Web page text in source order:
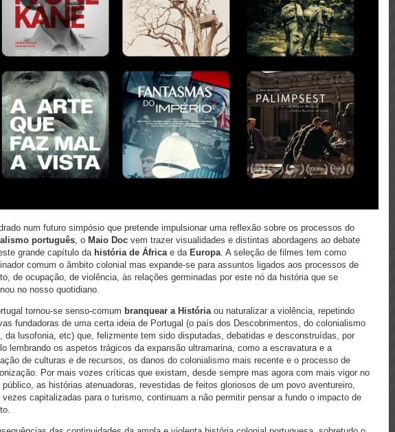
num futuro simpósio que pretende impulsionar uma reflexão sobre os processos do
português, o Maio Doc vem trazer visualidades e distintas abordagens ao debate
grande capítulo da história de Áfricae da Europa. A seleção de filmes tem como
comum o âmbito colonial mas expande-se para assuntos ligados aos processos de
de ocupação, de violência, às relações germinadas por este nó da história que se
no nosso quotidiano.
tornou-se senso-comum branquear a Históriaou naturalizar a violência, repetindo
fundadoras de uma certa ideia de Portugal (o país dos Descobrimentos, do colonialismo
da lusofonia, etc) que, felizmente tem sido disputadas, debatidas e desconstruídas, por
lembrando os aspetos trágicos da expansão ultramarina, como a escravatura e a
de culturas e de recursos, os danos do colonialismo mais recente e o processo de
Por mais vozes críticas que existam, desde sempre mas agora com mais vigor no
público, as histórias atenuadoras, revestidas de feitos gloriosos de um povo aventureiro,
vezes capitalizadas para o turismo, continuam a não permitir pensar a fundo o impacto de